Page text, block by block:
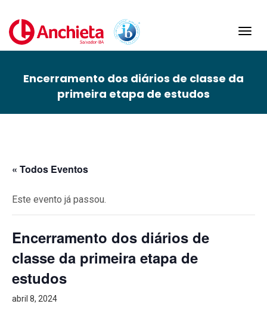
Encerramento dos diários de classe da
primeira etapa de estudos
« Todos Eventos
Este evento já passou.
Encerramento dos diários de
classe da primeira etapa de
estudos
abril 8, 2024